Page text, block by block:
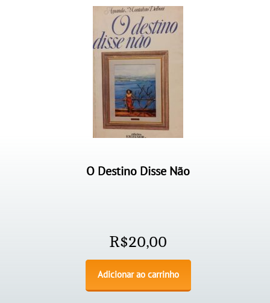
O Destino Disse Não
R$20,00
Adicionar ao carrinho